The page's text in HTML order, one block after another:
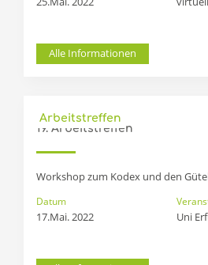
Alle Informationen
19. Arbeitstreffen
Workshop zum Kodex und den
Arbeitstreffen
Datum
17.Mai. 2022 Uni